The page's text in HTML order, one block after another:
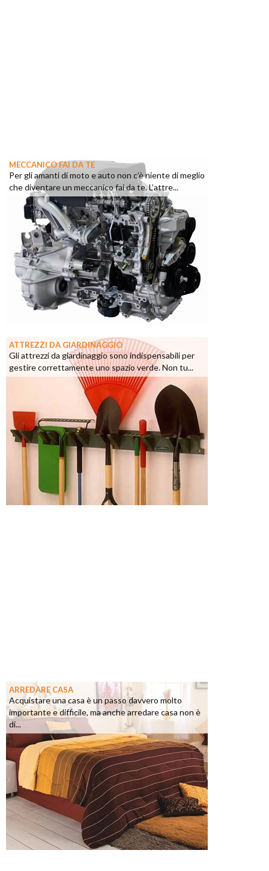
MECCANICO FAI DA TE
Per gli amanti di moto e auto non c’è niente di meglio
che diventare un meccanico fai da te. L’attre...
ATTREZZI DA GIARDINAGGIO
Gli attrezzi da giardinaggio sono indispensabili per
gestire correttamente uno spazio verde. Non tu...
ARREDARE CASA
Acquistare una casa è un passo davvero molto
importante e difficile, ma anche arredare casa non è
di...